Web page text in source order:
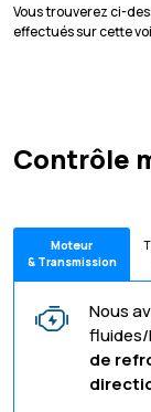
Vous trouverez ci-
effectués sur cette
Contrôle
Moteur
& Transmission
Nous
fluides/
de